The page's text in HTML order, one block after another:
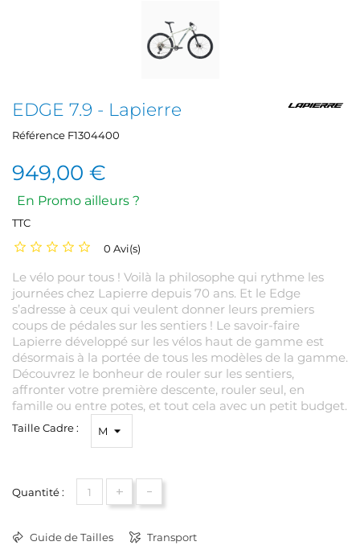
EDGE 7.9 - Lapierre
Référence F1304400
949,00 €
En Promo ailleurs ?
TTC
0 Avi(s)
Le vélo pour tous ! Voilà la philosophe qui rythme les
journées chez Lapierre depuis 70 ans. Et le Edge
s’adresse à ceux qui veulent donner leurs premiers
coups de pédales sur les sentiers ! Le savoir-faire
Lapierre développé sur les vélos haut de gamme est
désormais à la portée de tous les modèles de la gamme.
Découvrez le bonheur de rouler sur les sentiers,
affronter votre première descente, rouler seul, en
famille ou entre potes, et tout cela avec un petit budget.
Taille Cadre :
Quantité : + -
Guide de Tailles Transport